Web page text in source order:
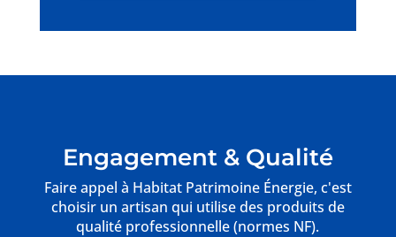
Engagement & Qualité
Faire appel à Habitat Patrimoine Énergie, c'est
choisir un artisan qui utilise des produits de
qualité professionnelle (normes NF).